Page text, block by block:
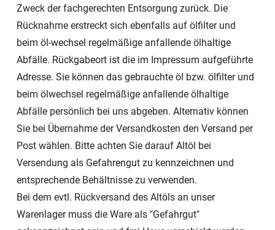
Zweck der fachgerechten Entsorgung zurück. Die
Rücknahme erstreckt sich ebenfalls auf ölfilter und
beim öl-wechsel regelmäßige anfallende ölhaltige
Abfälle. Rückgabeort ist die im Impressum aufgeführte
Adresse. Sie können das gebrauchte öl bzw. ölfilter und
beim ölwechsel regelmäßige anfallende ölhaltige
Abfälle persönlich bei uns abgeben. Alternativ können
Sie bei Übernahme der Versandkosten den Versand per
Post wählen. Bitte achten Sie darauf Altöl bei
Versendung als Gefahrengut zu kennzeichnen und
entsprechende Behältnisse zu verwenden.
Bei dem evtl. Rückversand des Altöls an unser
Warenlager muss die Ware als "Gefahrgut"